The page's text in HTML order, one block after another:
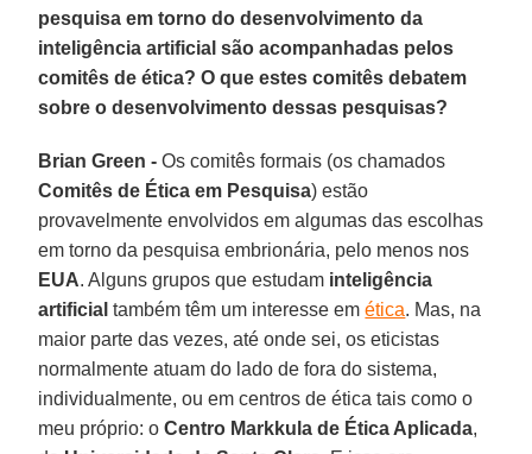
pesquisa em torno do desenvolvimento da
inteligência artificial são acompanhadas pelos
comitês de ética? O que estes comitês debatem
sobre o desenvolvimento dessas pesquisas?
Brian Green - Os comitês formais (os chamados
Comitês de Ética em Pesquisa) estão
provavelmente envolvidos em algumas das escolhas
em torno da pesquisa embrionária, pelo menos nos
EUA. Alguns grupos que estudam inteligência
artificial também têm um interesse emética. Mas, na
maior parte das vezes, até onde sei, os eticistas
normalmente atuam do lado de fora do sistema,
individualmente, ou em centros de ética tais como o
meu próprio: oCentro Markkula de Ética Aplicada,